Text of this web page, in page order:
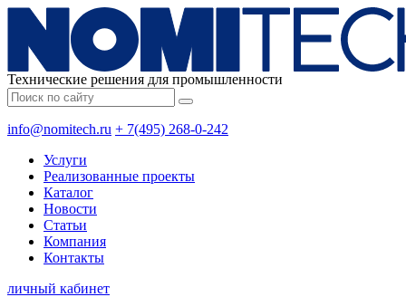
Технические решения для промышленности
info@nomitech.ru + 7(495) 268-0-242
Услуги
Реализованные проекты
Каталог
Новости
Статьи
Компания
Контакты
личный кабинет